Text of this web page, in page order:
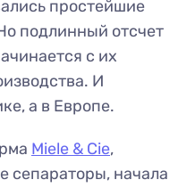
простейшие
подлинный отсчет
с их
И
а в Европе.
Miele & Cie,
сепараторы, начала